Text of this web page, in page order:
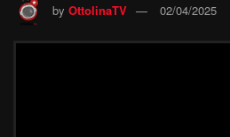
by OttolinaTV 02/04/2025